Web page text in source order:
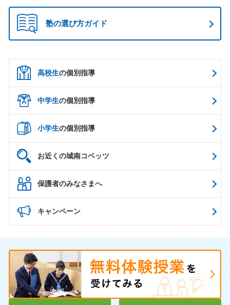
塾の選び方ガイド
高校生の個別指導
中学生の個別指導
小学生の個別指導
お近くの城南コベッツ
保護者のみなさまへ
キャンペーン